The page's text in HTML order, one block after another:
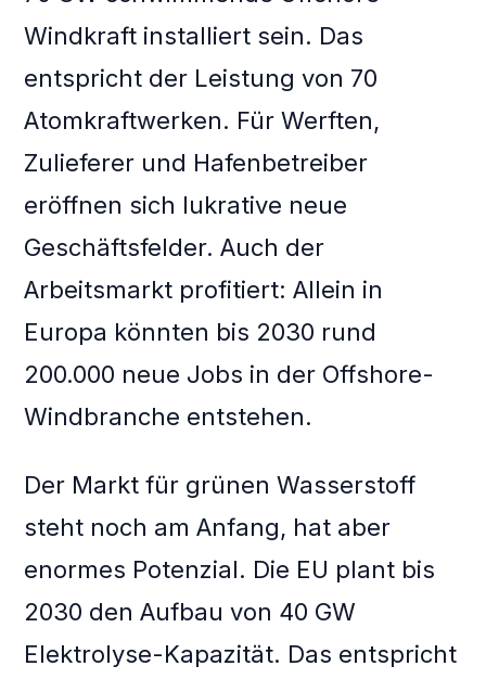
Windkraft installiert sein. Das
entspricht der Leistung von 70
Atomkraftwerken. Für Werften,
Zulieferer und Hafenbetreiber
eröffnen sich lukrative neue
Geschäftsfelder. Auch der
Arbeitsmarkt profitiert: Allein in
Europa könnten bis 2030 rund
200.000 neue Jobs in der Offshore-
Windbranche entstehen.
Der Markt für grünen Wasserstoff
steht noch am Anfang, hat aber
enormes Potenzial. Die EU plant bis
2030 den Aufbau von 40 GW
Elektrolyse-Kapazität. Das entspricht